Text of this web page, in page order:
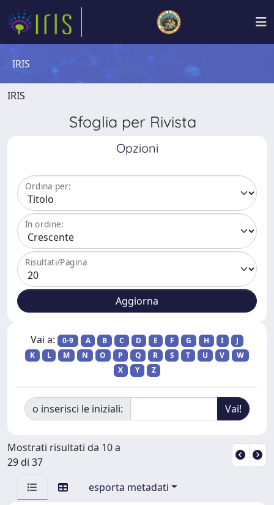
IRIS
IRIS
Sfoglia per Rivista
Opzioni
Ordina per:
In ordine:
Risultati/Pagina
Vai a: 0-9 A B C D E F G H I
J
K
L M N O P Q R S T U V
W
X
Y Z
o inserisci le iniziali:
Mostrati risultati da 10 a
29 di 37
esporta metadati